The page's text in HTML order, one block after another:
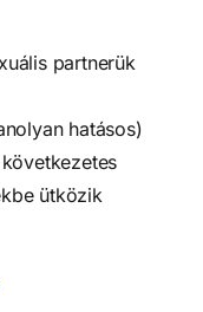
partnerük
hatásos)
ütközik